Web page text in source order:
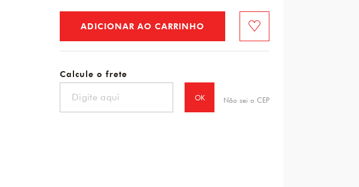
ADICIONAR AO CARRINHO Favorito
Calcule o frete
OK Não sei o CEP